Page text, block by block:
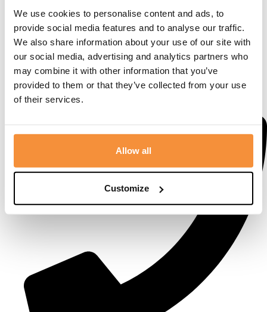
We use cookies to personalise content and ads, to
provide social media features and to analyse our traffic.
We also share information about your use of our site with
our social media, advertising and analytics partners who
may combine it with other information that you’ve
provided to them or that they’ve collected from your use
of their services.
Allow all
Customize
Postbus 1, 3880 AA Putten